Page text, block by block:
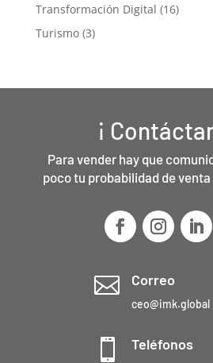
Transformación Digital (16)
Turismo(3)
¡
Para vender hay que
poco tu probabilidad de venta
 Correo
ceo@imk.global
 Teléfonos